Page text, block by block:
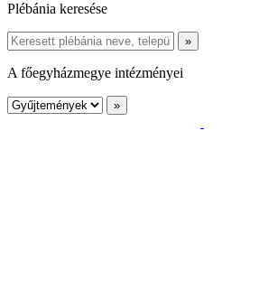
Plébánia keresése
A főegyházmegye intézményei